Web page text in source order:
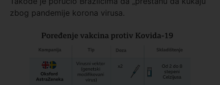
zbog pandemije korona virusa.